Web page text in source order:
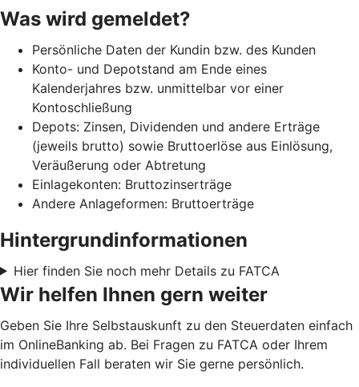
Was wird gemeldet?
Persönliche Daten der Kundin bzw. des Kunden
Konto- und Depotstand am Ende eines
Kalenderjahres bzw. unmittelbar vor einer
Kontoschließung
Depots: Zinsen, Dividenden und andere Erträge
(jeweils brutto) sowie Bruttoerlöse aus Einlösung,
Veräußerung oder Abtretung
Einlagekonten: Bruttozinserträge
Andere Anlageformen: Bruttoerträge
Hintergrundinformationen
Hier finden Sie noch mehr Details zu FATCA
Wir helfen Ihnen gern weiter
Geben Sie Ihre Selbstauskunft zu den Steuerdaten einfach
im OnlineBanking ab. Bei Fragen zu FATCA oder Ihrem
individuellen Fall beraten wir Sie gerne persönlich.